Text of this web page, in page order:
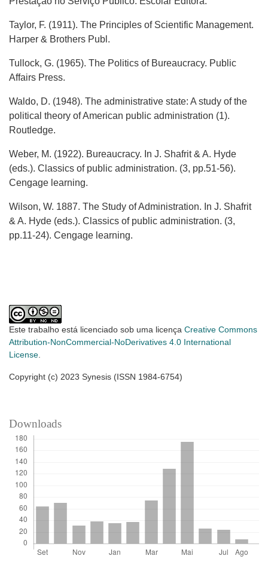
Taylor, F. (1911). The Principles of Scientific Management.
Harper & Brothers Publ.
Tullock, G. (1965). The Politics of Bureaucracy. Public
Affairs Press.
Waldo, D. (1948). The administrative state: A study of the
political theory of American public administration (1).
Routledge.
Weber, M. (1922). Bureaucracy. In J. Shafrit & A. Hyde
(eds.). Classics of public administration. (3, pp.51-56).
Cengage learning.
Wilson, W. 1887. The Study of Administration. In J. Shafrit
& A. Hyde (eds.). Classics of public administration. (3,
pp.11-24). Cengage learning.
Este trabalho está licenciado sob uma licença Creative Commons
Attribution-NonCommercial-NoDerivatives 4.0 International
License.
Copyright (c) 2023 Synesis (ISSN 1984-6754)
Downloads